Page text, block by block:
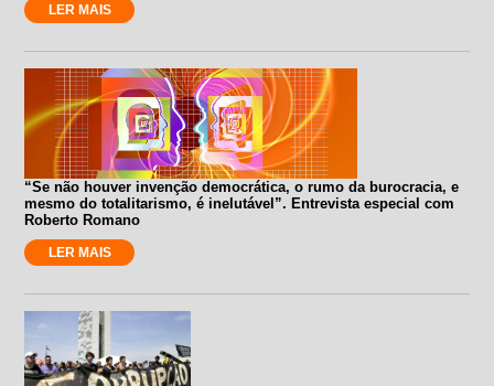
LER MAIS
“Se não houver invenção democrática, o rumo da burocracia, e
mesmo do totalitarismo, é inelutável”. Entrevista especial com
Roberto Romano
LER MAIS